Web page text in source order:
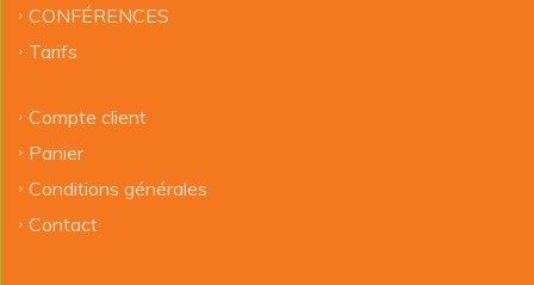
CONFÉRENCES
Tarifs
Compte client
Panier
Conditions générales
Contact